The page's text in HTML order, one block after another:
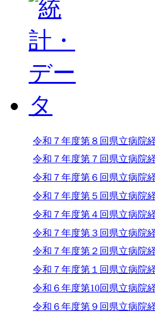
令和７年度第８回県立病院
令和７年度第７回県立病院
令和７年度第６回県立病院
令和７年度第５回県立病院
令和７年度第４回県立病院
令和７年度第３回県立病院
令和７年度第２回県立病院
令和７年度第１回県立病院
令和６年度第10回県立病院
令和６年度第９回県立病院